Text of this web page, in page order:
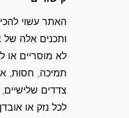
האתר עשוי
ותכנים אלה
לא מוסריים או
תמיכה, חסות,
צדדים
לכל נזק או